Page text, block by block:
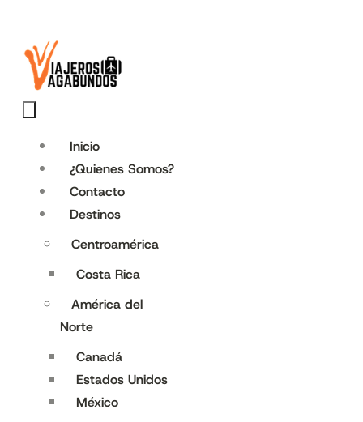
Inicio
¿Quienes Somos?
Contacto
Destinos
Centroamérica
Costa Rica
América del
Norte
Canadá
Estados Unidos
México